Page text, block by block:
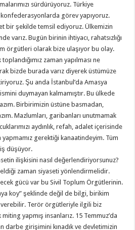
sürdürüyoruz. Türkiye
görev yapıyoruz.
bir şekilde temsil ediyoruz. Ülkemizin
varız. Bugün birinin ihtiyacı, rahatsızlığı
örgütleri olarak bize ulaşıyor bu olay.
zaman yapılması ne
bizde burada varız diyerek üstümüze
Şu anda İstanbul’da Amasya
duymayan kalmamıştır. Bu ülkede
Birbirimizin üstüne basmadan,
Mazlumları, garibanları unutmamak
aydınlık, refah, adalet içerisinde
gerektiği kanaatindeyim. Tüm
düşüyor.
ilişkisini nasıl değerlendiriyorsunuz?
zaman siyaseti yönlendirmelidir.
gücü var bu Sivil Toplum Örgütlerinin.
koy” şeklinde değil de bilgi, birikim
Terör örgütleriyle ilgili biz
yapmış insanlarız. 15 Temmuz’da
darbe girişimini kınadık ve devletimizin